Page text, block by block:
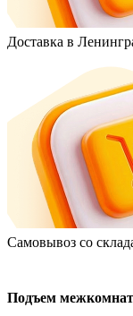
Доставка в
Самовывоз со
Подъем